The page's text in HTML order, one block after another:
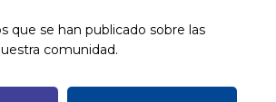
que se han publicado sobre las
comunidad.